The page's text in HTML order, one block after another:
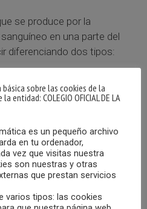
se produce por la
en una parte del
diferenciando dos tipos:
vasos sanguíneos quedan
se genera en un vaso del
viaja del corazón al cerebro.
el aporte de oxígeno al el
sangre, causando daños
Aquí el vaso se rompe y la
causando daños en esa
sobre las cookies de la
entidad: COLEGIO OFICIAL DE LA
es un pequeño archivo
en tu ordenador,
vez que visitas nuestra
son nuestras y otras
que prestan servicios
varios tipos: las cookies